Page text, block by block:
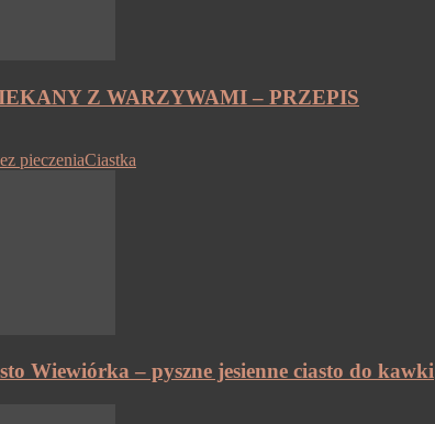
Z WARZYWAMI – PRZEPIS
pieczeniaCiastka
Wiewiórka – pyszne jesienne ciasto do kawki